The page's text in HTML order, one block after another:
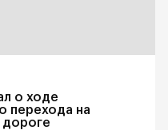
о ходе
перехода на
дороге